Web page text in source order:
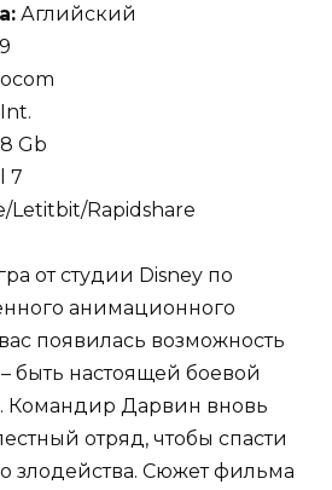
Аглийский
Gb
7
Letitbit/Rapidshare
от студии Disney по
анимационного
появилась возможность
– быть настоящей боевой
Командир Дарвин вновь
отряд, чтобы спасти
злодейства. Сюжет фильма